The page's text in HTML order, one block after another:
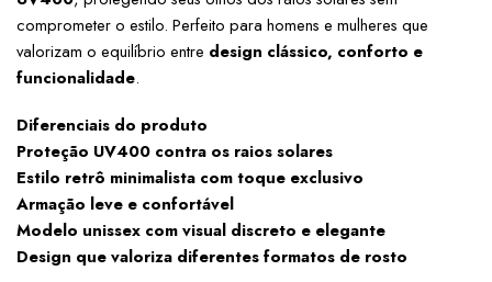
comprometer o estilo. Perfeito para homens e mulheres que
valorizam o equilíbrio entre design clássico, conforto e
funcionalidade.
Diferenciais do produto
Proteção UV400 contra os raios solares
Estilo retrô minimalista com toque exclusivo
Armação leve e confortável
Modelo unissex com visual discreto e elegante
Design que valoriza diferentes formatos de rosto